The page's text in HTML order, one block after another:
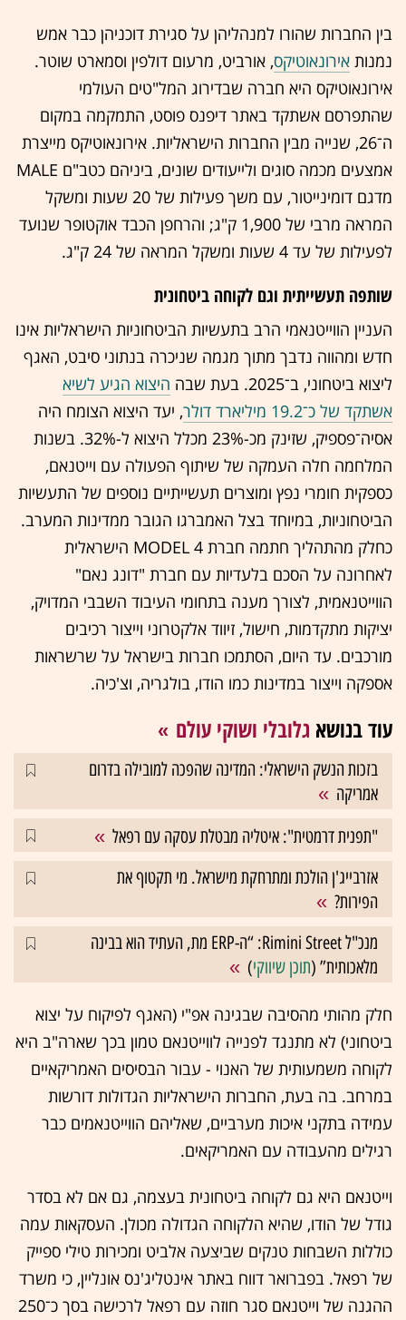
בין החברות שהורו למנהליהן על סגירת דוכניהן כבר אמש
נמנות אירונאוטיקס, אורביט, מרעום דולפין וסמארט שוטר.
אירונאוטיקס היא חברה שבדירוג המל"טים העולמי
שהתפרסם אשתקד באתר דיפנס פוסט, התמקמה במקום
ה־26, שנייה מבין החברות הישראליות. אירונאוטיקס מייצרת
אמצעים מכמה סוגים ולייעודים שונים, ביניהם כטב"ם MALE
מדגם דומינייטור, עם משך פעילות של 20 שעות ומשקל
המראה מרבי של 1,900 ק"ג; והרחפן הכבד אוקטופר שנועד
לפעילות של עד 4 שעות ומשקל המראה של 24 ק"ג.
שותפה תעשייתית וגם לקוחה ביטחונית
העניין הווייטנאמי הרב בתעשיות הביטחוניות הישראליות אינו
חדש ומהווה נדבך מתוך מגמה שניכרה בנתוני סיבט, האגף
ליצוא ביטחוני, ב־2025. בעת שבה
היצוא הגיע לשיא
אשתקד של כ־19.2 מיליארד דולר
, יעד היצוא הצומח היה
אסיה־פספיק, שזינק מכ-23% מכלל היצוא ל-32%. בשנות
המלחמה חלה העמקה של שיתוף הפעולה עם וייטנאם,
כספקית חומרי נפץ ומוצרים תעשייתיים נוספים של התעשיות
הביטחוניות, במיוחד בצל האמברגו הגובר ממדינות המערב.
כחלק מהתהליך חתמה חברת MODEL 4 הישראלית
לאחרונה על הסכם בלעדיות עם חברת "דונג נאם"
הווייטנאמית, לצורך מענה בתחומי העיבוד השבבי המדויק,
יציקות מתקדמות, חישול, זיווד אלקטרוני וייצור רכיבים
מורכבים. עד היום, הסתמכו חברות בישראל על שרשראות
אספקה וייצור במדינות כמו הודו, בולגריה, וצ'כיה.
עוד בנושא גלובלי ושוקי עולם
בזכות הנשק הישראלי: המדינה שהפכה למובילה בדרום
אמריקה
"תפנית דרמטית": איטליה מבטלת עסקה עם רפאל
אזרבייג'ן הולכת ומתרחקת מישראל. מי תקטוף את
הפירות?
מנכ"ל Rimini Street: “ה-ERP מת, העתיד הוא בבינה
מלאכותית” (תוכן שיווקי)
חלק מהותי מהסיבה שבגינה אפ"י (האגף לפיקוח על יצוא
ביטחוני) לא מתנגד לפנייה לווייטנאם טמון בכך שארה"ב היא
לקוחה משמעותית של האנוי - עבור הבסיסים האמריקאיים
במרחב. בה בעת, החברות הישראליות הגדולות דורשות
עמידה בתקני איכות מערביים, שאליהם הווייטנאמים כבר
רגילים מהעבודה עם האמריקאים.
וייטנאם היא גם לקוחה ביטחונית בעצמה, גם אם לא בסדר
גודל של הודו, שהיא הלקוחה הגדולה מכולן. העסקאות עמה
כוללות השבחות טנקים שביצעה אלביט ומכירות טילי ספייק
של רפאל. בפברואר דווח באתר אינטליג'נס אונליין, כי משרד
ההגנה של וייטנאם סגר חוזה עם רפאל לרכישה בסך כ־250